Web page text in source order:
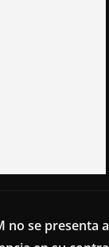
no se presenta a